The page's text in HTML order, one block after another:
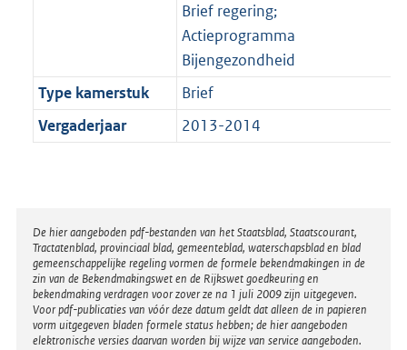
Brief regering;
Actieprogramma
Bijengezondheid
Type kamerstuk
Brief
Vergaderjaar
2013-2014
Disclaimer
De hier aangeboden pdf-bestanden van het Staatsblad, Staatscourant,
Tractatenblad, provinciaal blad, gemeenteblad, waterschapsblad en blad
gemeenschappelijke regeling vormen de formele bekendmakingen in de
zin van de Bekendmakingswet en de Rijkswet goedkeuring en
bekendmaking verdragen voor zover ze na 1 juli 2009 zijn uitgegeven.
Voor pdf-publicaties van vóór deze datum geldt dat alleen de in papieren
vorm uitgegeven bladen formele status hebben; de hier aangeboden
elektronische versies daarvan worden bij wijze van service aangeboden.